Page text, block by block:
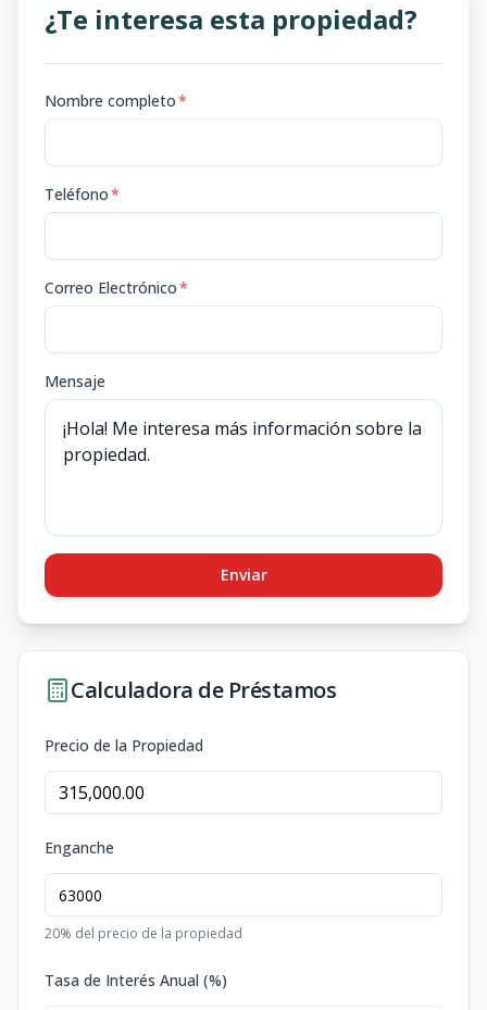
¿Te interesa esta propiedad?
Nombre completo*
Teléfono*
Correo Electrónico*
Mensaje
Enviar
Calculadora de Préstamos
Precio de la Propiedad
Enganche
20% del precio de la propiedad
Tasa de Interés Anual (%)